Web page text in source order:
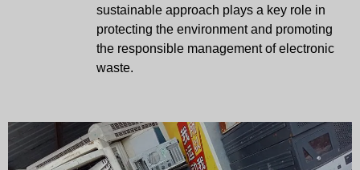
sustainable approach plays a key role in
protecting the environment and promoting
the responsible management of electronic
waste.